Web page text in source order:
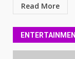
Read More